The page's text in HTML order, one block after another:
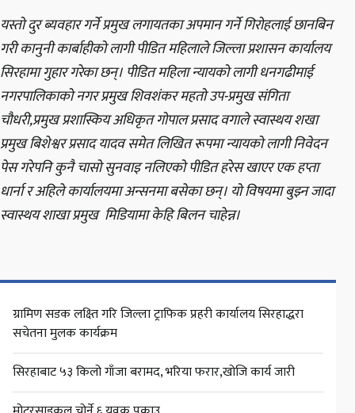
यस्तो दुर ब्यवहार गर्ने प्रमुख लगायतका अपमान गर्ने गिरोहलाई छानबिन
गरी कानुनी कार्बाहीको लागी पीडित महिलाले जिल्ला प्रशासन कार्यालय
सिरहामा गुहार गरेका छन्। पीडित महिला न्यायको लागी धनगढीमाई
नगरपालिकाको नगर प्रमुख शिवशंकर महतो उप-प्रमुख संगिता
चौधरी,प्रमुख प्रशास्किय अधिकृत गोपाल प्रसाद वगाले स्वास्थय शखा
प्रमुख बिशेश्वर प्रसाद यादव समेत लिखित रूपमा न्यायको लागी निवेदन
पेस गरेपनि कुनै चासो सुनवाइ नलिएको पीडित हरेस खाएर एक हप्ता
धार्ना र अहिले कार्यालयमा अन्सनमा बसेका छन्। यो विषयमा बुझ्न जादा
स्वास्थय शाखा प्रमुख मिडियामा केहि बिलन चाहेन्न।
ग्रामिण सडक लक्ष्ति गरि जिल्ला ट्राफिक प्रहरी कार्यालय सिरहाद्धरा
सचेतना मुलक कार्यक्रम
सिरहाबाट ५३ किलो गाँजा बरामद, भरिया फरार,खोजि कार्य जारी